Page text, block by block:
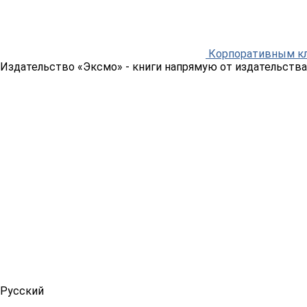
Корпоративным
Издательство «Эксмо» - книги напрямую от издательства
Русский